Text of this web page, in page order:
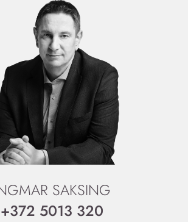
SAKSING
+372 5013 320